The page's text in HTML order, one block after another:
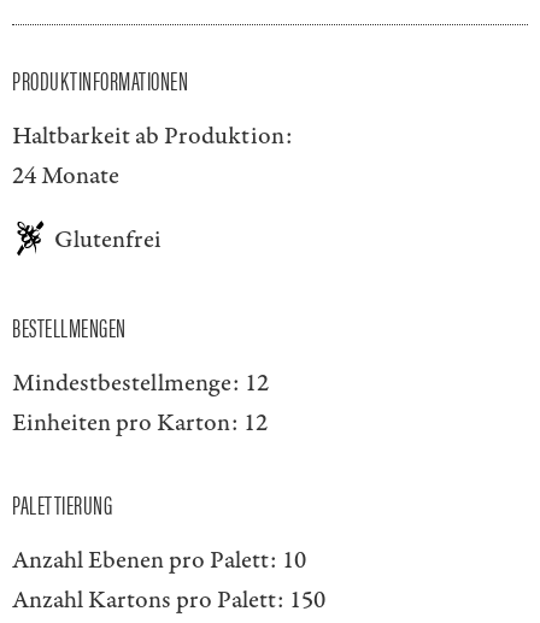
PRODUKTINFORMATIONEN
Haltbarkeit ab Produktion:
24 Monate
Glutenfrei
BESTELLMENGEN
Mindestbestellmenge: 12
Einheiten pro Karton: 12
PALETTIERUNG
Anzahl Ebenen pro Palett: 10
Anzahl Kartons pro Palett: 150